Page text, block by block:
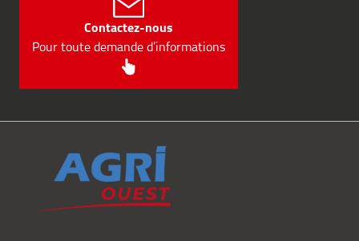
Contactez-nous
Pour toute demande d’informations